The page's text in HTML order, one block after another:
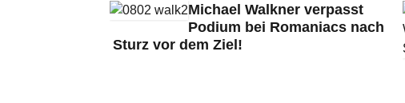
Michael Walkner verpasst
Podium bei Romaniacs nach
Sturz vor dem Ziel!